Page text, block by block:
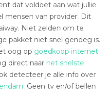
dat voldoet aan wat jullie
mensen van provider. Dit
Niet zelden om te
pakket niet snel genoeg is.
oog op goedkoop internet
direct naar het snelste
detecteer je alle info over
. Geen tv en/of bellen